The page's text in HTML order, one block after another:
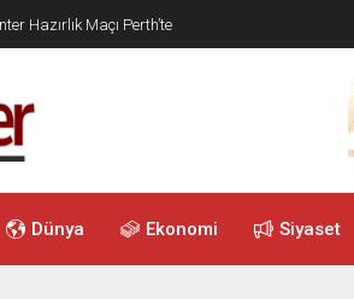
Hazırlık Maçı Perth’te
Dünya Ekonomi Siyaset